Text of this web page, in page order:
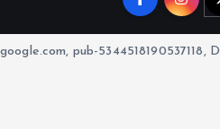
google.com, pub-